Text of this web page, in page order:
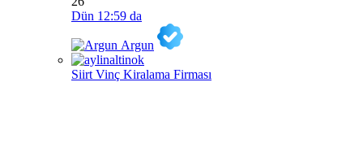
Dün 12:59 da
Argun
Siirt Vinç Kiralama Firması